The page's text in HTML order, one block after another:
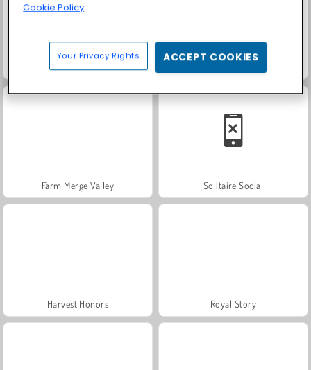
Trollface Quest: USA 2
Farm Merge Valley Solitaire Social
Harvest Honors Royal Story
Cookie Policy
Your Privacy Rights ACCEPT COOKIES